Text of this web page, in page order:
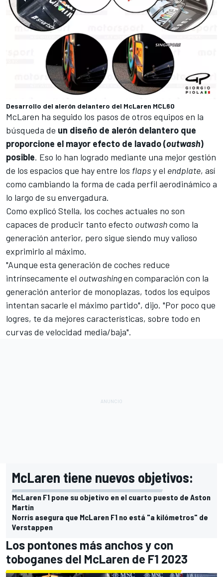
Desarrollo del alerón delantero del McLaren MCL60
McLaren ha seguido los pasos de otros equipos en la
búsqueda de un diseño de alerón delantero que
proporcione el mayor efecto de lavado (outwash)
posible. Eso lo han logrado mediante una mejor gestión
de los espacios que hay entre los flapsy el endplate, así
como cambiando la forma de cada perfil aerodinámico a
lo largo de su envergadura.
Como explicó Stella, los coches actuales no son
capaces de producir tanto efecto outwashcomo la
generación anterior, pero sigue siendo muy valioso
exprimirlo al máximo.
"Aunque esta generación de coches reduce
intrínsecamente el outwashingen comparación con la
generación anterior de monoplazas, todos los equipos
intentan sacarle el máximo partido", dijo. "Por poco que
logres, te da mejores características, sobre todo en
curvas de velocidad media/baja".
McLaren tiene nuevos objetivos:
McLaren F1 pone su objetivo en el cuarto puesto de Aston
Martin
Norris asegura que McLaren F1 no está "a kilómetros" de
Verstappen
Los pontones más anchos y con
toboganes del McLaren de F1 2023